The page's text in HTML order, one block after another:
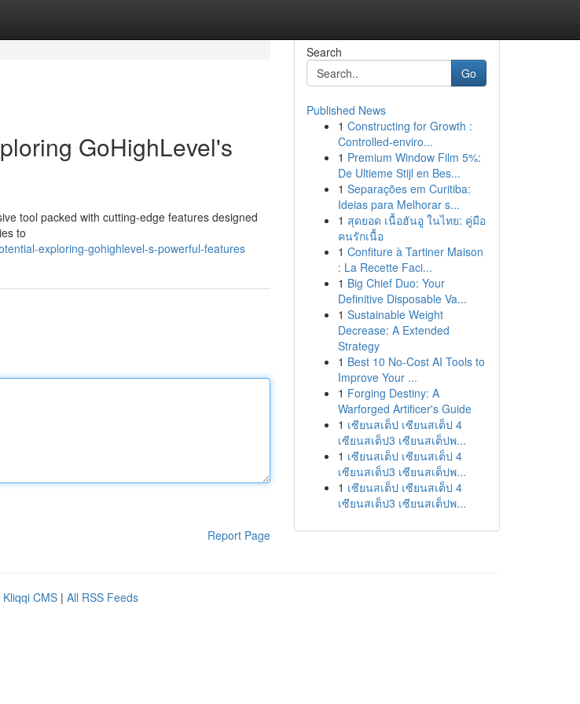
GoHighLevel's
tool packed with cutting-edge features designed
to
exploring-gohighlevel-s-powerful-features
Report Page
Search
Go
Published News
1 Constructing for Growth :
Controlled-enviro...
1 Premium Window Film 5%:
De Ultieme Stijl en Bes...
1 Separações em Curitiba:
Ideias para Melhorar s...
1 สุดยอด เนื้อฮันอู ในไทย: คู่มือ
คนรักเนื้อ
1 Confiture à Tartiner Maison
: La Recette Faci...
1 Big Chief Duo: Your
Definitive Disposable Va...
1 Sustainable Weight
Decrease: A Extended
Strategy
1 Best 10 No-Cost AI Tools to
Improve Your ...
1 Forging Destiny: A
Warforged Artificer's Guide
1 เซียนสเต็ป เซียนสเต็ป 4
เซียนสเต็ป3 เซียนสเต็ปพ...
1 เซียนสเต็ป เซียนสเต็ป 4
เซียนสเต็ป3 เซียนสเต็ปพ...
1 เซียนสเต็ป เซียนสเต็ป 4
เซียนสเต็ป3 เซียนสเต็ปพ...
Kliqqi CMS | All RSS Feeds